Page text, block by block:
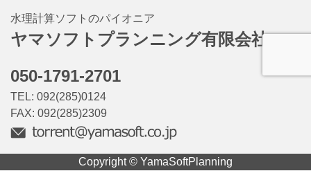
水理計算ソフトのパイオニア
ヤマソフトプランニング有限会社
050-1791-2701
TEL: 092(285)0124
FAX: 092(285)2309
Copyright © YamaSoftPlanning